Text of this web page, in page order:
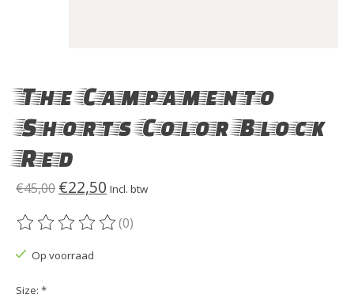
The Campamento
Shorts Color Block
Red
€45,00 €22,50 Incl. btw
De beoordeling van dit product is
(0)
Op voorraad
Size: *